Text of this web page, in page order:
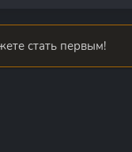
стать первым!